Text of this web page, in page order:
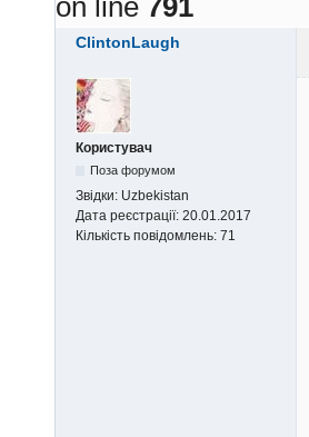
ClintonLaugh
Користувач
Поза форумом
Звідки: Uzbekistan
Дата реєстрації: 20.01.2017
Кількість повідомлень: 71